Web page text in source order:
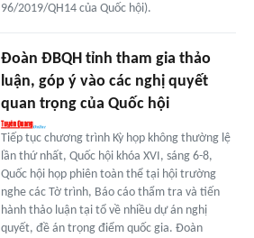
96/2019/QH14 của Quốc hội).
Đoàn ĐBQH tỉnh tham gia thảo
luận, góp ý vào các nghị quyết
quan trọng của Quốc hội
Tiếp tục chương trình Kỳ họp không thường lệ
lần thứ nhất, Quốc hội khóa XVI, sáng 6-8,
Quốc hội họp phiên toàn thể tại hội trường
nghe các Tờ trình, Báo cáo thẩm tra và tiến
hành thảo luận tại tổ về nhiều dự án nghị
quyết, đề án trọng điểm quốc gia. Đoàn